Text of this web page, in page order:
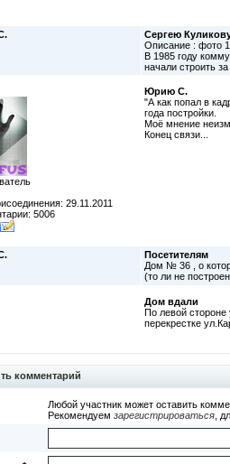
Сергею
Описание : фото
В 1985 году
начали строить
29.11.2011
5006
Юрию С.
"А как попал в
года постройки.
Моё мнение
Конец связи...
Посетителям
Дом № 36 , о
(то ли не
Дом вдали
По левой
перекрестке
комментарий
Любой участник может оставить
Рекомендуем зарегистрироваться ,